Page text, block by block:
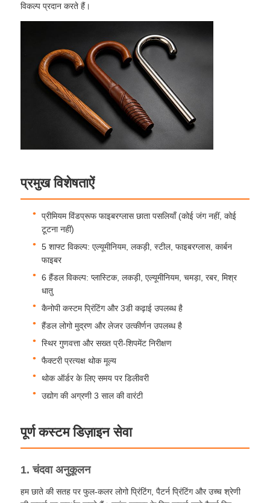
होम
उत्पाद
हमारे बारे में
फैक्टरी यात्रा
गुणवत्ता नियंत्रण
हमसे संपर्क करें
समाचार
गोल्फ छाता
विकल्प प्रदान करते हैं।
प्रमुख विशेषताऐं
प्रीमियम विंडप्रूफ फाइबरग्लास छाता पसलियाँ (कोई जंग नहीं, कोई
टूटना नहीं)
5 शाफ्ट विकल्प: एल्यूमीनियम, लकड़ी, स्टील, फाइबरग्लास, कार्बन
फाइबर
6 हैंडल विकल्प: प्लास्टिक, लकड़ी, एल्यूमीनियम, चमड़ा, रबर, मिश्र
धातु
कैनोपी कस्टम प्रिंटिंग और 3डी कढ़ाई उपलब्ध है
हैंडल लोगो मुद्रण और लेजर उत्कीर्णन उपलब्ध है
स्थिर गुणवत्ता और सख्त प्री-शिपमेंट निरीक्षण
फैक्टरी प्रत्यक्ष थोक मूल्य
थोक ऑर्डर के लिए समय पर डिलीवरी
उद्योग की अग्रणी 3 साल की वारंटी
पूर्ण कस्टम डिज़ाइन सेवा
1. चंदवा अनुकूलन
हम छाते की सतह पर फुल-कलर लोगो प्रिंटिंग, पैटर्न प्रिंटिंग और उच्च श्रेणी